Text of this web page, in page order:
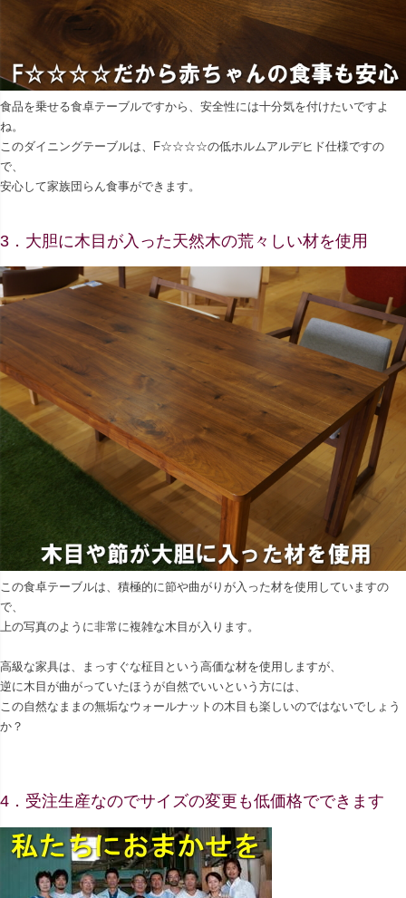
食品を乗せる食卓テーブルですから、安全性には十分気を付けたいですよ
ね。
このダイニングテーブルは、F☆☆☆☆の低ホルムアルデヒド仕様ですの
で、
安心して家族団らん食事ができます。
3．大胆に木目が入った天然木の荒々しい材を使用
この食卓テーブルは、積極的に節や曲がりが入った材を使用していますの
で、
上の写真のように非常に複雑な木目が入ります。
高級な家具は、まっすぐな柾目という高価な材を使用しますが、
逆に木目が曲がっていたほうが自然でいいという方には、
この自然なままの無垢なウォールナットの木目も楽しいのではないでしょう
か？
4．受注生産なのでサイズの変更も低価格でできます